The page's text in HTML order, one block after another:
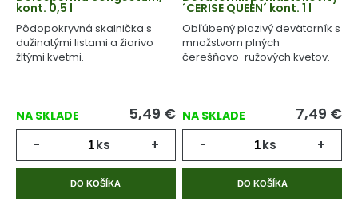
kont. 0,5 l
Pôdopokryvná skalnička s
dužinatými listami a žiarivo
žltými kvetmi.
NA SKLADE 5,49 €
- ks +
DO KOŠÍKA
´CERISE QUEEN´ kont. 1 l
Obľúbený plazivý devätorník s
množstvom plných
čerešňovo-ružových kvetov.
NA SKLADE 7,49 €
- ks +
DO KOŠÍKA